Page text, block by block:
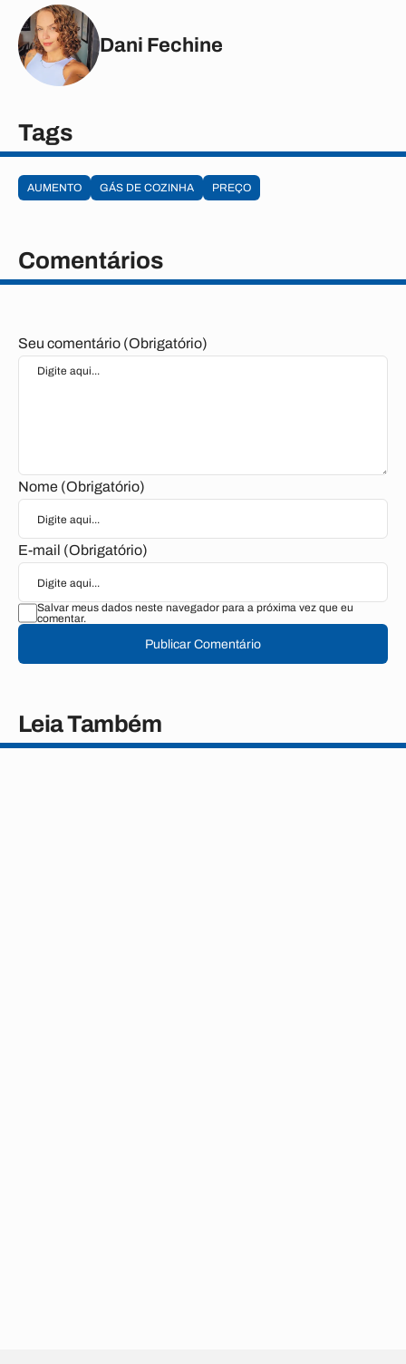
Dani Fechine
Tags
AUMENTO GÁS DE COZINHA PREÇO
Comentários
Seu comentário (Obrigatório)
Nome (Obrigatório)
E-mail (Obrigatório)
Salvar meus dados neste navegador para a próxima vez que eu
comentar.
Publicar Comentário
Leia Também